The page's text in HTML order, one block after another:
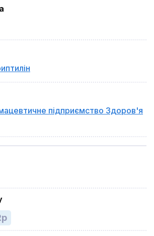
підприємство Здоров'я